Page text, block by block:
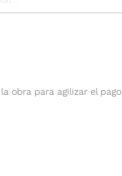
obra para agilizar el pago